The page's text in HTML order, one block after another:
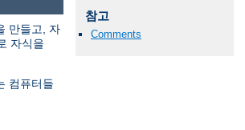
참고
Comments
만들고, 자
자식을
컴퓨터들